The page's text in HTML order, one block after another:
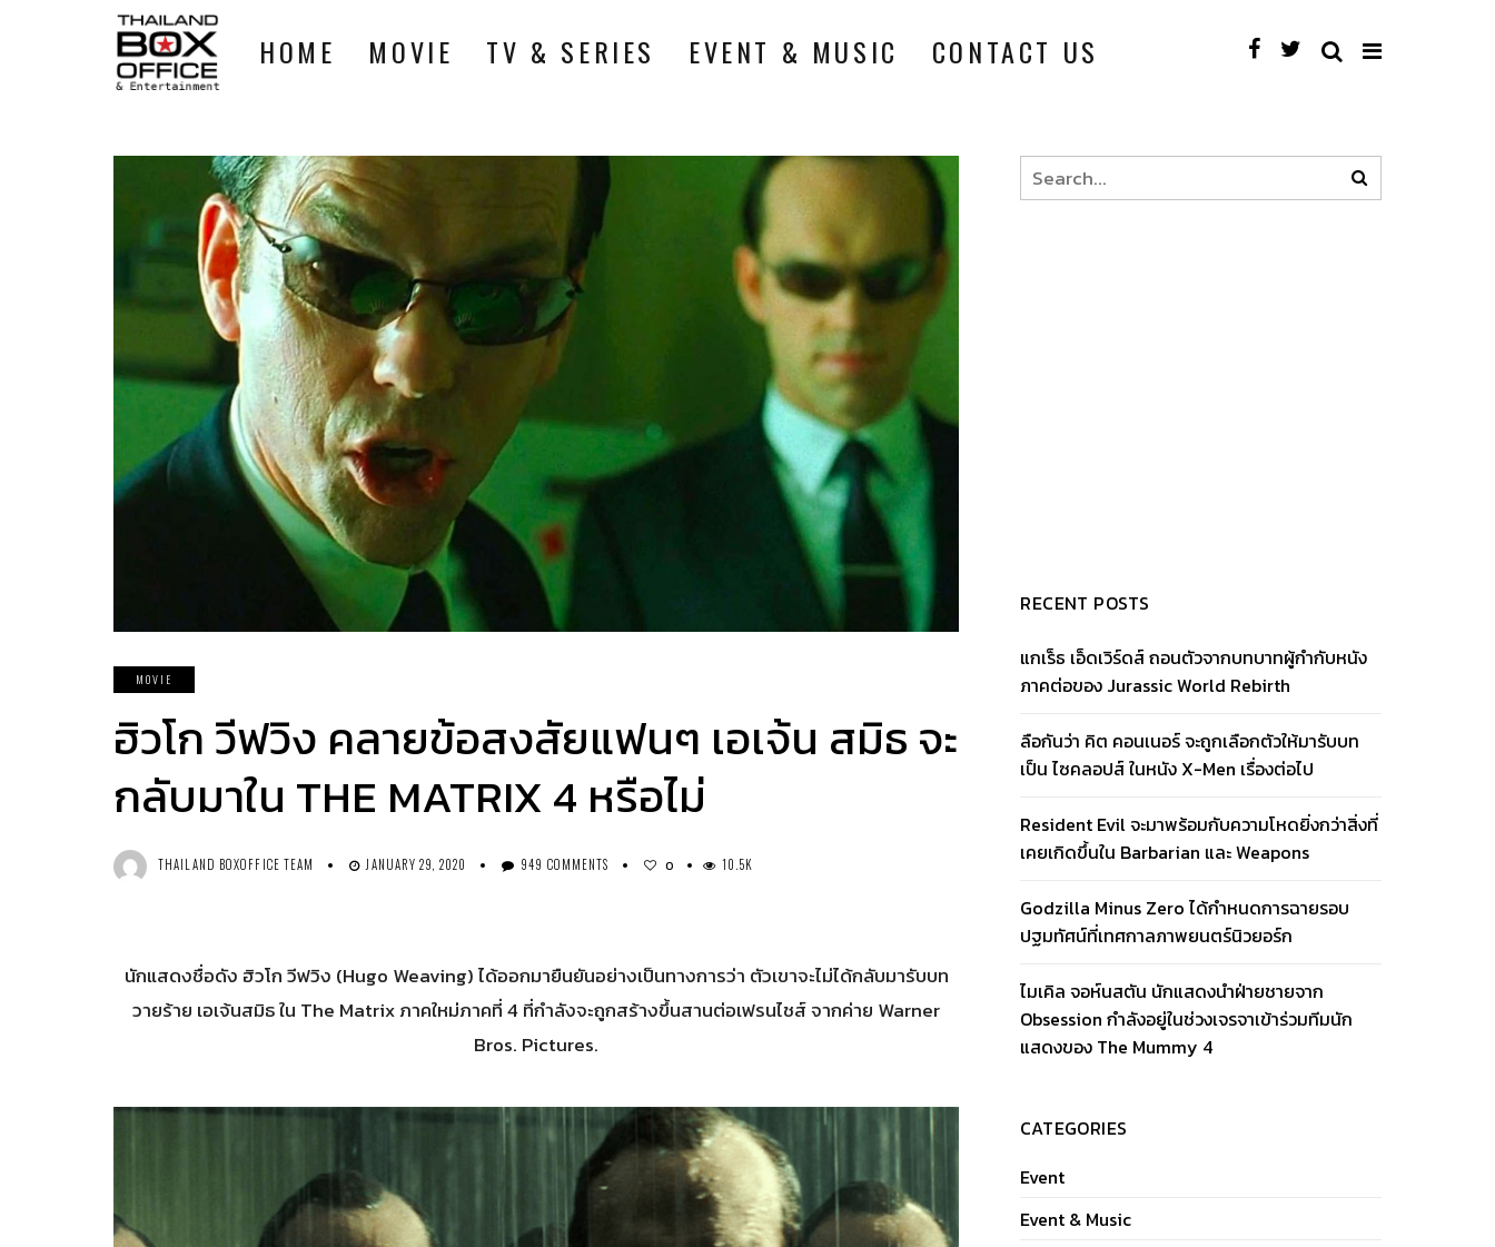
HOME MOVIE TV & SERIES EVENT & MUSIC CONTACT US
MOVIE
ฮิวโก วีฟวิง คลายข้อสงสัยแฟนๆ เอเจ้น สมิธ จะ
กลับมาใน THE MATRIX 4 หรือไม่
THAILAND BOXOFFICE TEAM JANUARY 29, 2020 949 COMMENTS 0 10.5K
นักแสดงชื่อดัง ฮิวโก วีฟวิง (Hugo Weaving) ได้ออกมายืนยันอย่างเป็นทางการว่า ตัวเขาจะไม่ได้กลับมารับบท
วายร้าย เอเจ้นสมิธ ใน The Matrix ภาคใหม่ภาคที่ 4 ที่กำลังจะถูกสร้างขึ้นสานต่อเฟรนไชส์ จากค่าย Warner
Bros. Pictures.
RECENT POSTS
แกเร็ธ เอ็ดเวิร์ดส์ ถอนตัวจากบทบาทผู้กำกับหนัง
ภาคต่อของ Jurassic World Rebirth
ลือกันว่า คิต คอนเนอร์ จะถูกเลือกตัวให้มารับบท
เป็น ไซคลอปส์ ในหนัง X-Men เรื่องต่อไป
Resident Evil จะมาพร้อมกับความโหดยิ่งกว่าสิ่งที่
เคยเกิดขึ้นใน Barbarian และ Weapons
Godzilla Minus Zero ได้กำหนดการฉายรอบ
ปฐมทัศน์ที่เทศกาลภาพยนตร์นิวยอร์ก
ไมเคิล จอห์นสตัน นักแสดงนำฝ่ายชายจาก
Obsession กำลังอยู่ในช่วงเจรจาเข้าร่วมทีมนัก
แสดงของ The Mummy 4
CATEGORIES
Event
Event & Music